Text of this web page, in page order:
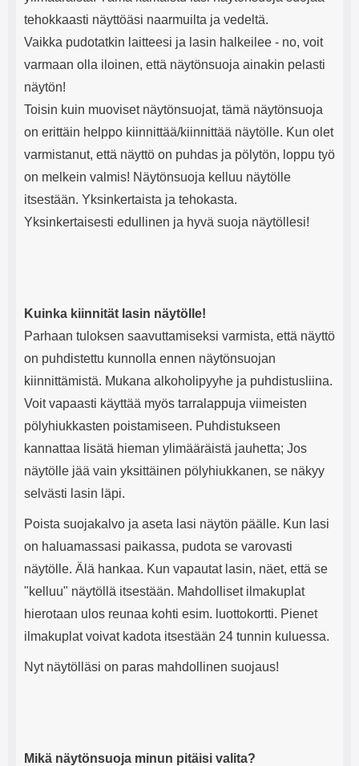
tehokkaasti näyttöäsi naarmuilta ja vedeltä.
Vaikka pudotatkin laitteesi ja lasin halkeilee - no, voit
varmaan olla iloinen, että näytönsuoja ainakin pelasti
näytön!
Toisin kuin muoviset näytönsuojat, tämä näytönsuoja
on erittäin helppo kiinnittää/kiinnittää näytölle. Kun olet
varmistanut, että näyttö on puhdas ja pölytön, loppu työ
on melkein valmis! Näytönsuoja kelluu näytölle
itsestään. Yksinkertaista ja tehokasta.
Yksinkertaisesti edullinen ja hyvä suoja näytöllesi!
Kuinka kiinnität lasin näytölle!
Parhaan tuloksen saavuttamiseksi varmista, että näyttö
on puhdistettu kunnolla ennen näytönsuojan
kiinnittämistä. Mukana alkoholipyyhe ja puhdistusliina.
Voit vapaasti käyttää myös tarralappuja viimeisten
pölyhiukkasten poistamiseen. Puhdistukseen
kannattaa lisätä hieman ylimääräistä jauhetta; Jos
näytölle jää vain yksittäinen pölyhiukkanen, se näkyy
selvästi lasin läpi.
Poista suojakalvo ja aseta lasi näytön päälle. Kun lasi
on haluamassasi paikassa, pudota se varovasti
näytölle. Älä hankaa. Kun vapautat lasin, näet, että se
"kelluu" näytöllä itsestään. Mahdolliset ilmakuplat
hierotaan ulos reunaa kohti esim. luottokortti. Pienet
ilmakuplat voivat kadota itsestään 24 tunnin kuluessa.
Nyt näytölläsi on paras mahdollinen suojaus!
Mikä näytönsuoja minun pitäisi valita?